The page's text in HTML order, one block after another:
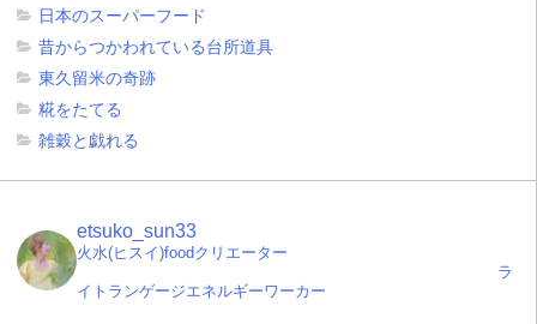
日本のスーパーフード
昔からつかわれている台所道具
東久留米の奇跡
糀をたてる
雑穀と戯れる
etsuko_sun33
火水(ヒスイ)foodクリエーター
ラ
イトランゲージエネルギーワーカー